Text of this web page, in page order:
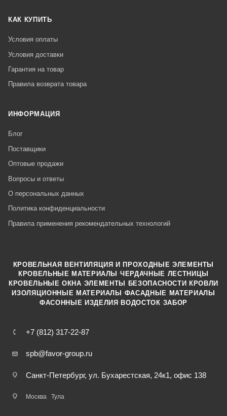
КАК КУПИТЬ
Условия оплаты
Условия доставки
Гарантия на товар
Правила возврата товара
ИНФОРМАЦИЯ
Блог
Поставщики
Оптовые продажи
Вопросы и ответы
О персональных данных
Политика конфиденциальности
Правила применения рекомендательных технологий
+7 (812) 317-22-87
spb@favor-group.ru
Санкт-Петербург, ул. Бухарестская, 24к1, офис 138
Москва Тула
КРОВЕЛЬНАЯ ВЕНТИЛЯЦИЯ И ПРОХОДНЫЕ ЭЛЕМЕНТЫ
КРОВЕЛЬНЫЕ МАТЕРИАЛЫ ·ЧЕРДАЧНЫЕ ЛЕСТНИЦЫ
КРОВЕЛЬНЫЕ ОКНА ·ЭЛЕМЕНТЫ БЕЗОПАСНОСТИ КРОВЛИ
ИЗОЛЯЦИОННЫЕ МАТЕРИАЛЫ ·ФАСАДНЫЕ МАТЕРИАЛЫ
ФАСОННЫЕ ИЗДЕЛИЯ ·ВОДОСТОК ·ЗАБОР